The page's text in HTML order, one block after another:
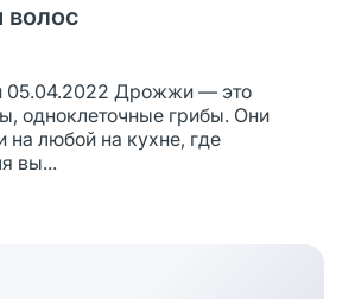
волос
05.04.2022 Дрожжи — это
одноклеточные грибы. Они
на любой на кухне, где
вы...